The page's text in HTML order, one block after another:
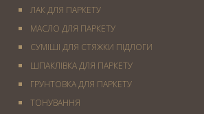
ЛАК ДЛЯ ПАРКЕТУ
МАСЛО ДЛЯ ПАРКЕТУ
СУМІШІ ДЛЯ СТЯЖКИ ПІДЛОГИ
ШПАКЛІВКА ДЛЯ ПАРКЕТУ
ГРУНТОВКА ДЛЯ ПАРКЕТУ
ТОНУВАННЯ